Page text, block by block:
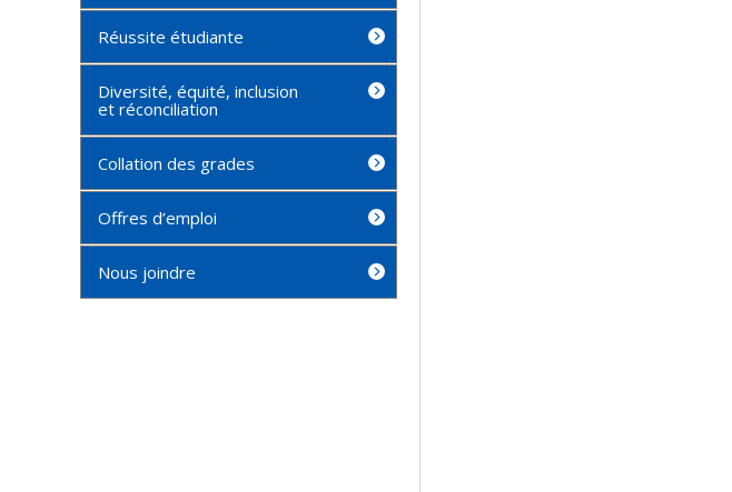
Réussite étudiante
Diversité, équité, inclusion
et réconciliation
Collation des grades
Offres d’emploi
Nous joindre